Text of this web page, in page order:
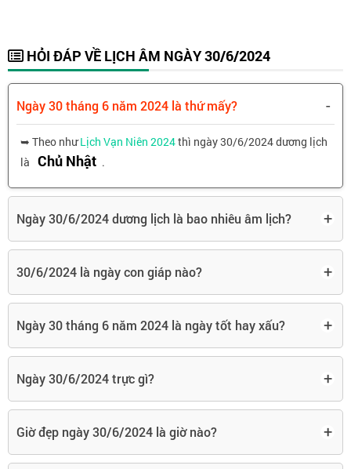
HỎI ĐÁP VỀ LỊCH ÂM NGÀY 30/6/2024
Ngày 30 tháng 6 năm 2024 là thứ mấy? -
➥ Theo nhưLịch Vạn Niên 2024thì ngày 30/6/2024 dương lịch
là Chủ Nhật .
Ngày 30/6/2024 dương lịch là bao nhiêu âm lịch? +
30/6/2024 là ngày con giáp nào? +
Ngày 30 tháng 6 năm 2024 là ngày tốt hay xấu? +
Ngày 30/6/2024 trực gì? +
Giờ đẹp ngày 30/6/2024 là giờ nào? +